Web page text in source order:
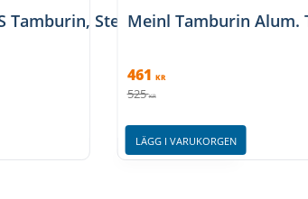
Tamburin, Steel/Brass jingles, Black,
Meinl Tamburin Alum.
461 KR
525 KR
LÄGG I VARUKORGEN